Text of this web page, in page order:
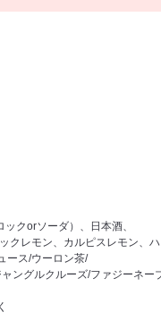
クorソーダ）、日本酒、
クレモン、カルピスレモン、
ース/ウーロン茶/
ングルクルーズ/ファジーネー